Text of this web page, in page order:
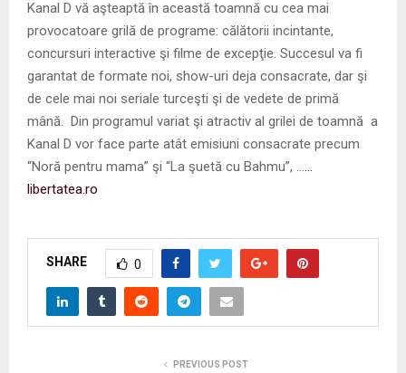
Kanal D vă aşteaptă în această toamnă cu cea mai
provocatoare grilă de programe: călătorii incintante,
concursuri interactive şi filme de excepţie. Succesul va fi
garantat de formate noi, show-uri deja consacrate, dar şi
de cele mai noi seriale turceşti şi de vedete de primă
mână. Din programul variat şi atractiv al grilei de toamnă a
Kanal D vor face parte atât emisiuni consacrate precum
“Noră pentru mama” şi “La şuetă cu Bahmu”, …
libertatea.ro
SHARE 0
PREVIOUS POST